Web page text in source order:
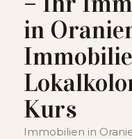
in
Kurs
Immobilien in